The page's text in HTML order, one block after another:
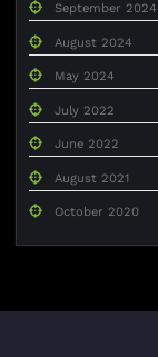
September 2024
August 2024
May 2024
July 2022
June 2022
August 2021
October 2020